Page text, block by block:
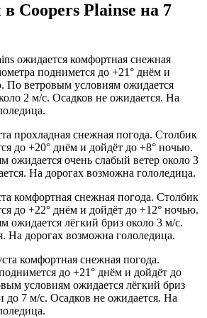
Coopers Plainsе на 7
ожидается комфортная снежная
поднимется до +21° днём и
По ветровым условиям ожидается
2 м/с. Осадков не ожидается. На
прохладная снежная погода. Столбик
до +20° днём и дойдёт до +8° ночью.
ожидается очень слабый ветер около 3
На дорогах возможна гололедица.
комфортная снежная погода. Столбик
до +22° днём и дойдёт до +12° ночью.
ожидается лёгкий бриз около 3 м/с.
На дорогах возможна гололедица.
комфортная снежная погода.
до +21° днём и дойдёт до
условиям ожидается лёгкий бриз
до 7 м/с. Осадков не ожидается. На